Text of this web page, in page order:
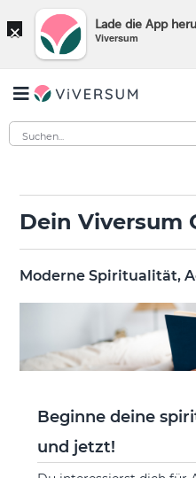
× Lade die App
Viversum
Dein Viversum
Moderne Spiritualität,
Beginne deine
und jetzt!